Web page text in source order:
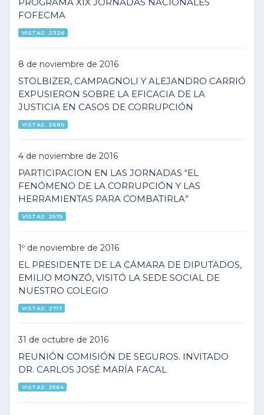
FOFECMA
VISTAS: 2326
8 de noviembre de 2016
STOLBIZER, CAMPAGNOLI Y ALEJANDRO CARRIÓ
EXPUSIERON SOBRE LA EFICACIA DE LA
JUSTICIA EN CASOS DE CORRUPCIÓN
VISTAS: 2680
4 de noviembre de 2016
PARTICIPACION EN LAS JORNADAS “EL
FENÓMENO DE LA CORRUPCIÓN Y LAS
HERRAMIENTAS PARA COMBATIRLA”
VISTAS: 2575
1º de noviembre de 2016
EL PRESIDENTE DE LA CÁMARA DE DIPUTADOS,
EMILIO MONZÓ, VISITÓ LA SEDE SOCIAL DE
NUESTRO COLEGIO
VISTAS: 2717
31 de octubre de 2016
REUNIÓN COMISIÓN DE SEGUROS. INVITADO
DR. CARLOS JOSÉ MARÍA FACAL
VISTAS: 2564